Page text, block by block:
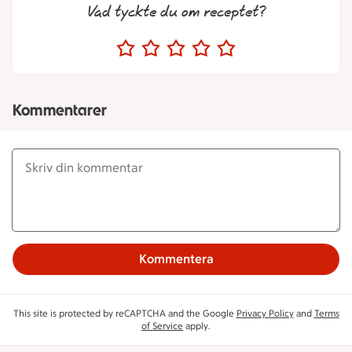
Vad tyckte du om receptet?
Kommentarer
Kommentera
This site is protected by reCAPTCHA and the Google Privacy Policyand Terms
of Service apply.